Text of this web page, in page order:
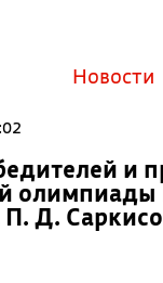
Новости
и
Д.